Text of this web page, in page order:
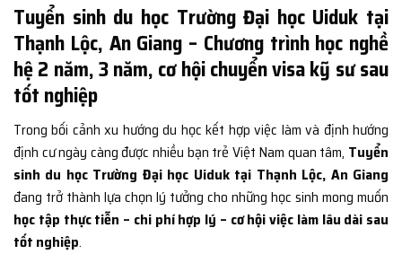
Tuyển sinh du học Trường Đại học Uiduk tại
Thạnh Lộc, An Giang – Chương trình học nghề
hệ 2 năm, 3 năm, cơ hội chuyển visa kỹ sư sau
tốt nghiệp
Trong bối cảnh xu hướng du học kết hợp việc làm và định hướng
định cư ngày càng được nhiều bạn trẻ Việt Nam quan tâm, Tuyển
sinh du học Trường Đại học Uiduk tại Thạnh Lộc, An Giang
đang trở thành lựa chọn lý tưởng cho những học sinh mong muốn
học tập thực tiễn – chi phí hợp lý – cơ hội việc làm lâu dài sau
tốt nghiệp.